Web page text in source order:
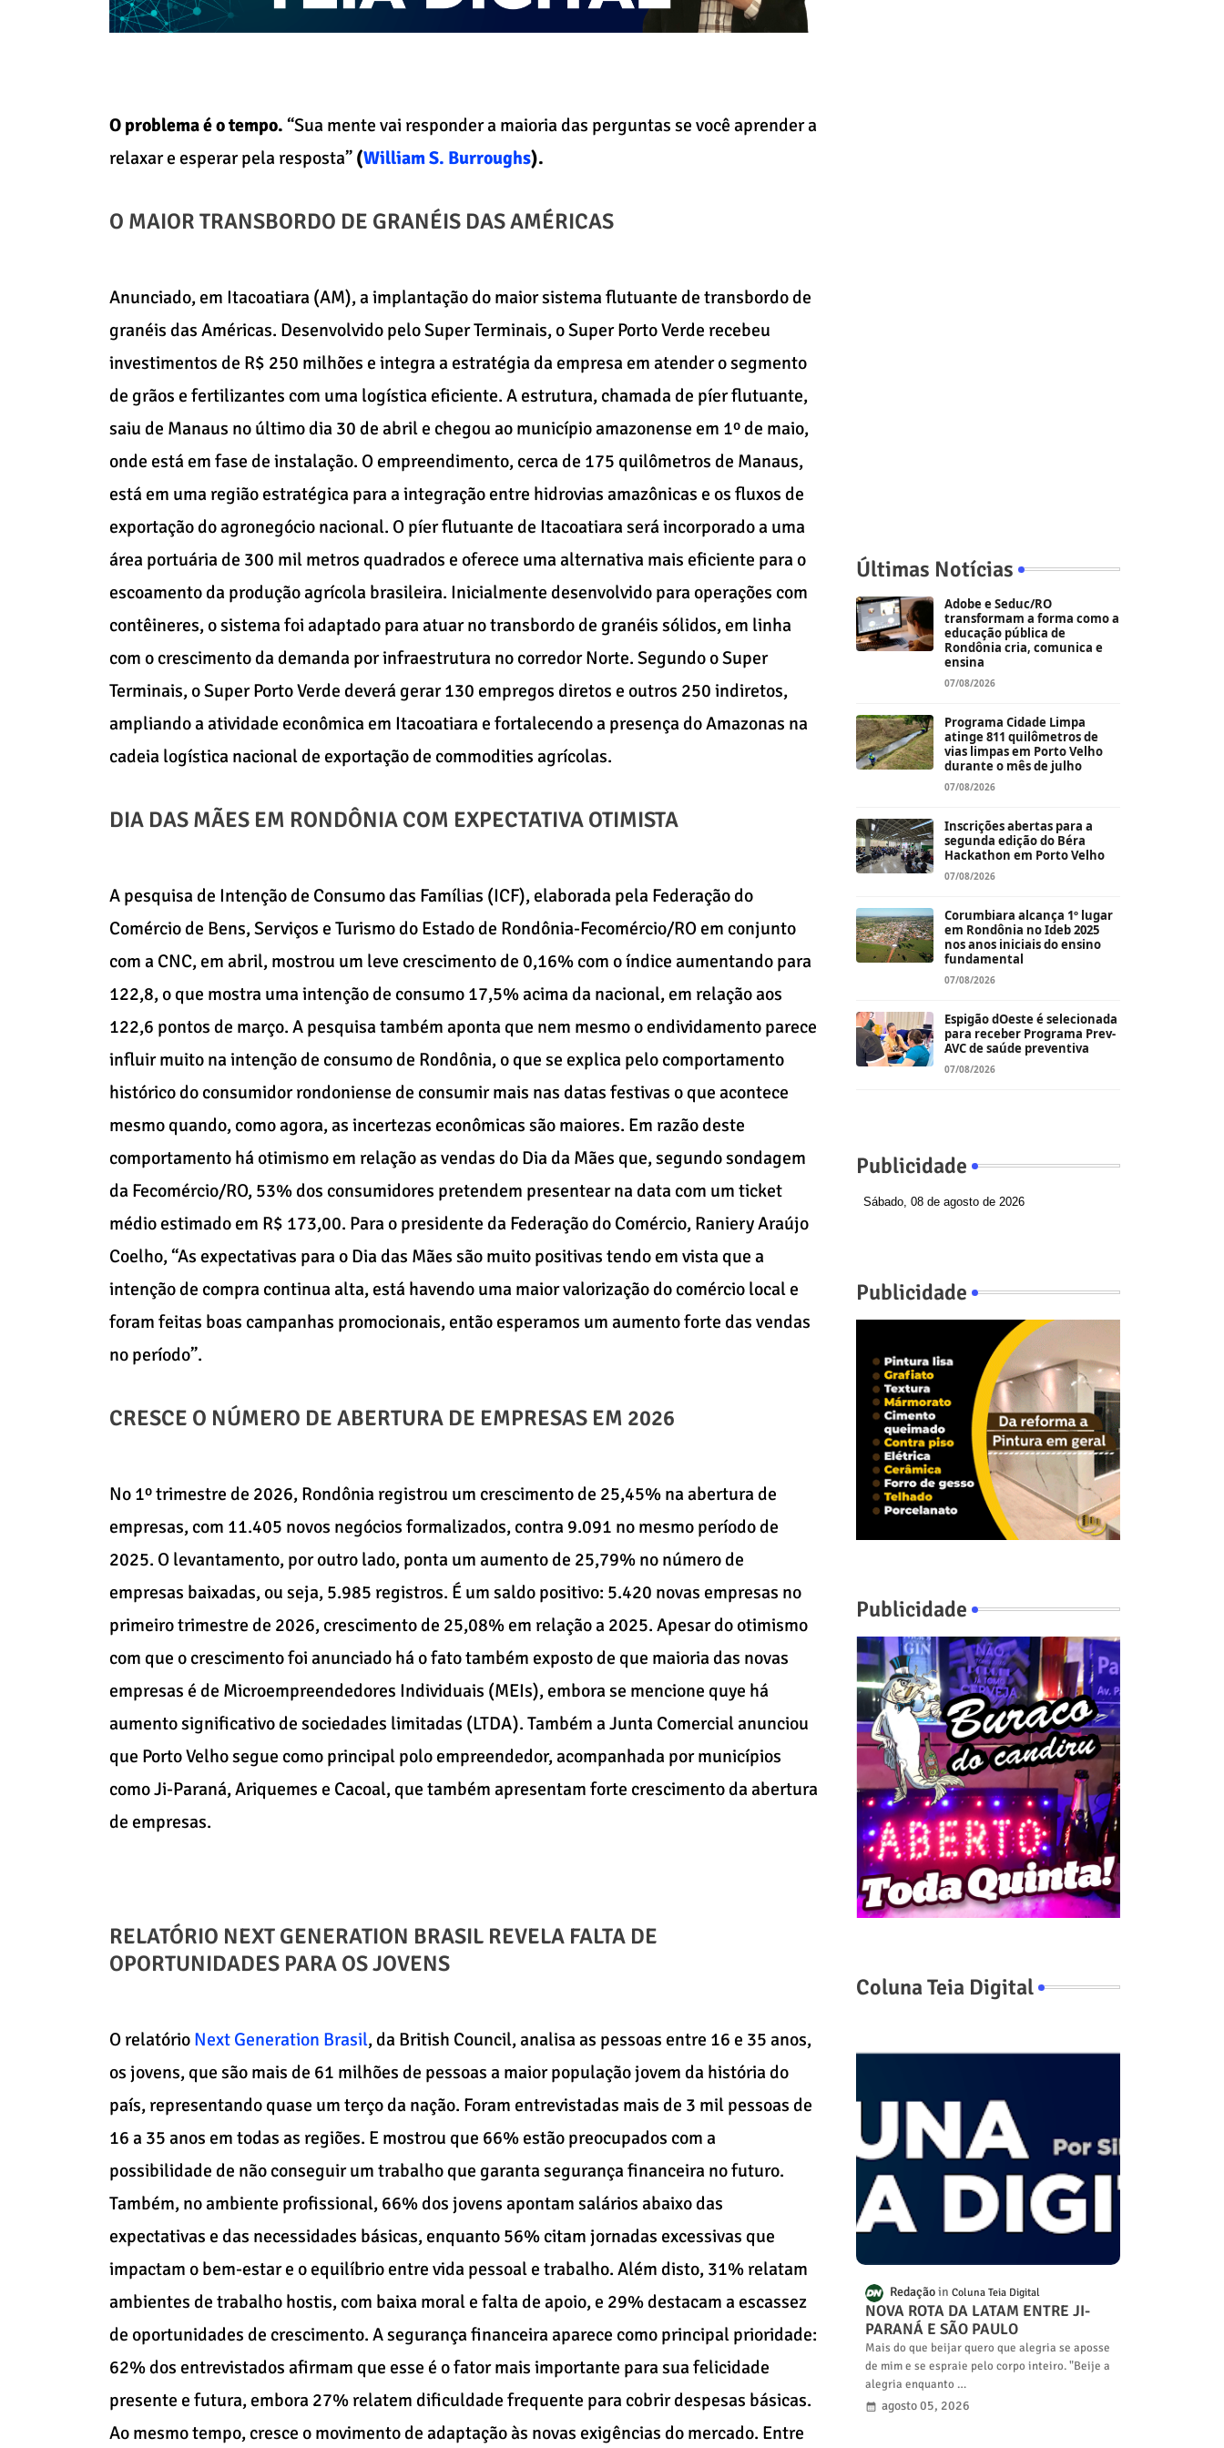
O problema é o tempo. “Sua mente vai responder a maioria das perguntas se você aprender a
relaxar e esperar pela resposta” (William S. Burroughs).
O MAIOR TRANSBORDO DE GRANÉIS DAS AMÉRICAS
Anunciado, em Itacoatiara (AM), a implantação do maior sistema flutuante de transbordo de
granéis das Américas. Desenvolvido pelo Super Terminais, o Super Porto Verde recebeu
investimentos de R$ 250 milhões e integra a estratégia da empresa em atender o segmento
de grãos e fertilizantes com uma logística eficiente. A estrutura, chamada de píer flutuante,
saiu de Manaus no último dia 30 de abril e chegou ao município amazonense em 1º de maio,
onde está em fase de instalação. O empreendimento, cerca de 175 quilômetros de Manaus,
está em uma região estratégica para a integração entre hidrovias amazônicas e os fluxos de
exportação do agronegócio nacional. O píer flutuante de Itacoatiara será incorporado a uma
área portuária de 300 mil metros quadrados e oferece uma alternativa mais eficiente para o
escoamento da produção agrícola brasileira. Inicialmente desenvolvido para operações com
contêineres, o sistema foi adaptado para atuar no transbordo de granéis sólidos, em linha
com o crescimento da demanda por infraestrutura no corredor Norte. Segundo o Super
Terminais, o Super Porto Verde deverá gerar 130 empregos diretos e outros 250 indiretos,
ampliando a atividade econômica em Itacoatiara e fortalecendo a presença do Amazonas na
cadeia logística nacional de exportação de commodities agrícolas.
DIA DAS MÃES EM RONDÔNIA COM EXPECTATIVA OTIMISTA
A pesquisa de Intenção de Consumo das Famílias (ICF), elaborada pela Federação do
Comércio de Bens, Serviços e Turismo do Estado de Rondônia-Fecomércio/RO em conjunto
com a CNC, em abril, mostrou um leve crescimento de 0,16% com o índice aumentando para
122,8, o que mostra uma intenção de consumo 17,5% acima da nacional, em relação aos
122,6 pontos de março. A pesquisa também aponta que nem mesmo o endividamento parece
influir muito na intenção de consumo de Rondônia, o que se explica pelo comportamento
histórico do consumidor rondoniense de consumir mais nas datas festivas o que acontece
mesmo quando, como agora, as incertezas econômicas são maiores. Em razão deste
comportamento há otimismo em relação as vendas do Dia da Mães que, segundo sondagem
da Fecomércio/RO, 53% dos consumidores pretendem presentear na data com um ticket
médio estimado em R$ 173,00. Para o presidente da Federação do Comércio, Raniery Araújo
Coelho, “As expectativas para o Dia das Mães são muito positivas tendo em vista que a
intenção de compra continua alta, está havendo uma maior valorização do comércio local e
foram feitas boas campanhas promocionais, então esperamos um aumento forte das vendas
no período”.
CRESCE O NÚMERO DE ABERTURA DE EMPRESAS EM 2026
No 1º trimestre de 2026, Rondônia registrou um crescimento de 25,45% na abertura de
empresas, com 11.405 novos negócios formalizados, contra 9.091 no mesmo período de
2025. O levantamento, por outro lado, ponta um aumento de 25,79% no número de
empresas baixadas, ou seja, 5.985 registros. É um saldo positivo: 5.420 novas empresas no
primeiro trimestre de 2026, crescimento de 25,08% em relação a 2025. Apesar do otimismo
com que o crescimento foi anunciado há o fato também exposto de que maioria das novas
empresas é de Microempreendedores Individuais (MEIs), embora se mencione quye há
aumento significativo de sociedades limitadas (LTDA). Também a Junta Comercial anunciou
que Porto Velho segue como principal polo empreendedor, acompanhada por municípios
como Ji-Paraná, Ariquemes e Cacoal, que também apresentam forte crescimento da abertura
de empresas.
RELATÓRIO NEXT GENERATION BRASIL REVELA FALTA DE
OPORTUNIDADES PARA OS JOVENS
O relatório Next Generation Brasil, da British Council, analisa as pessoas entre 16 e 35 anos,
os jovens, que são mais de 61 milhões de pessoas a maior população jovem da história do
país, representando quase um terço da nação. Foram entrevistadas mais de 3 mil pessoas de
16 a 35 anos em todas as regiões. E mostrou que 66% estão preocupados com a
possibilidade de não conseguir um trabalho que garanta segurança financeira no futuro.
Também, no ambiente profissional, 66% dos jovens apontam salários abaixo das
expectativas e das necessidades básicas, enquanto 56% citam jornadas excessivas que
impactam o bem-estar e o equilíbrio entre vida pessoal e trabalho. Além disto, 31% relatam
ambientes de trabalho hostis, com baixa moral e falta de apoio, e 29% destacam a escassez
de oportunidades de crescimento. A segurança financeira aparece como principal prioridade:
62% dos entrevistados afirmam que esse é o fator mais importante para sua felicidade
presente e futura, embora 27% relatem dificuldade frequente para cobrir despesas básicas.
Ao mesmo tempo, cresce o movimento de adaptação às novas exigências do mercado. Entre
Últimas Notícias
Adobe e Seduc/RO
transformam a forma como a
educação pública de
Rondônia cria, comunica e
ensina
07/08/2026
Programa Cidade Limpa
atinge 811 quilômetros de
vias limpas em Porto Velho
durante o mês de julho
07/08/2026
Inscrições abertas para a
segunda edição do Béra
Hackathon em Porto Velho
07/08/2026
Corumbiara alcança 1º lugar
em Rondônia no Ideb 2025
nos anos iniciais do ensino
fundamental
07/08/2026
Espigão dOeste é selecionada
para receber Programa Prev-
AVC de saúde preventiva
07/08/2026
Publicidade
Sábado, 08 de agosto de 2026
Publicidade
Publicidade
Coluna Teia Digital
Redação Coluna Teia Digital
NOVA ROTA DA LATAM ENTRE JI-
PARANÁ E SÃO PAULO
Mais do que beijar quero que alegria se aposse
de mim e se espraie pelo corpo inteiro. "Beije a
alegria enquanto …
agosto 05, 2026